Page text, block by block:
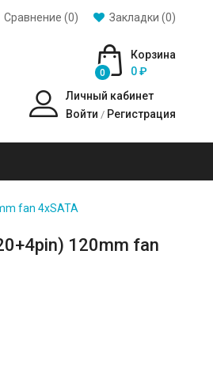
Закладки (0)
Сравнение (0)
Корзина
0
0 ₽
Личный кабинет
Войти / Регистрация
fan 4xSATA
120mm fan